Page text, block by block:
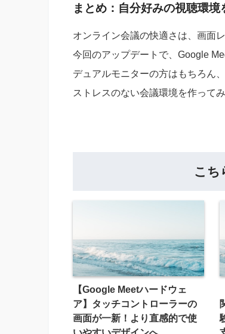
まとめ：自分好みの視聴環境
オンライン会議の快適さは、画面
今回のアップデートで、Google
デュアルモニターの方はもちろん
ストレスのない会議環境を作って
こち
【Google Meetハードウェ
ア】タッチコントローラーの
画面が一新！より直感的で使